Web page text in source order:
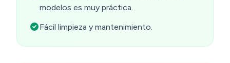
modelos es muy práctica.
Fácil limpieza y mantenimiento.